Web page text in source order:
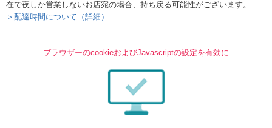
在で夜しか営業しないお店宛の場合、持ち戻る可能性がございます。
＞配達時間について（詳細）
ブラウザーのcookieおよびJavascriptの設定を有効に